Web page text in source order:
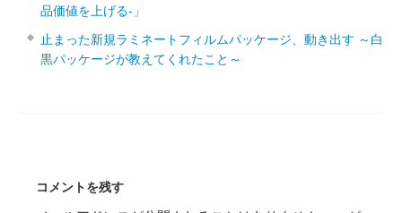
品価値を上げる‐」
止まった新規ラミネートフィルムパッケージ、動き出す ～白
黒パッケージが教えてくれたこと～
コメントを残す